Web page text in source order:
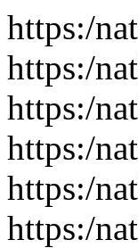
https:/
https:/
https:/
https:/
https:/
https:/